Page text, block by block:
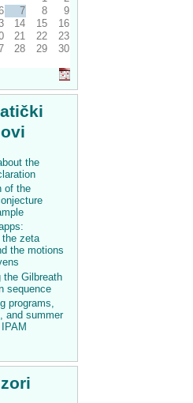
7 8
9
14 15
16
21 22
23
28 29
30
the
of the
zeta
the motions
the Gilbreath
sequence
programs,
and summer